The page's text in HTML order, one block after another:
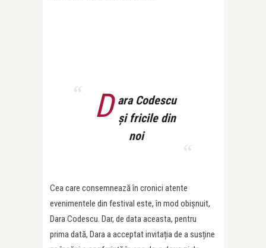
D ara Codescu
și fricile din
noi
Cea care consemnează în cronici atente
evenimentele din festival este, în mod obișnuit,
Dara Codescu. Dar, de data aceasta, pentru
prima dată, Dara a acceptat invitația de a susține